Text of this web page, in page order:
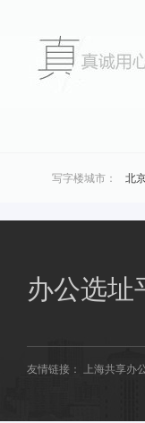
写字楼城市： 北
商圈共享办公： 南
办公选址
友情链接： 上海共享办